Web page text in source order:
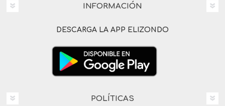
INFORMACIÓN
DESCARGA LA APP ELIZONDO
POLÍTICAS